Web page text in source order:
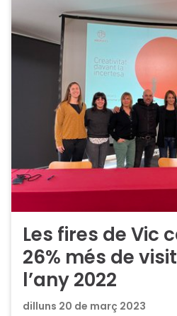
Les fires de Vic
26% més de
l’any 2022
dilluns 20 de març 2023